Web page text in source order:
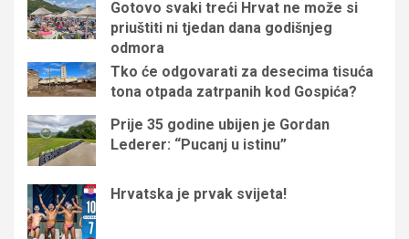
Gotovo svaki treći Hrvat ne može si
priuštiti ni tjedan dana godišnjeg
odmora
Tko će odgovarati za desecima tisuća
tona otpada zatrpanih kod Gospića?
Prije 35 godine ubijen je Gordan
Lederer: “Pucanj u istinu”
Hrvatska je prvak svijeta!